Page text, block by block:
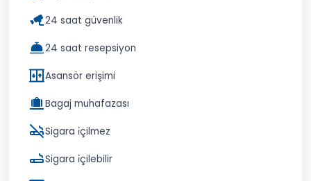
24 saat güvenlik
24 saat resepsiyon
Asansör erişimi
Bagaj muhafazası
Sigara i̇çilmez
Sigara i̇çilebilir